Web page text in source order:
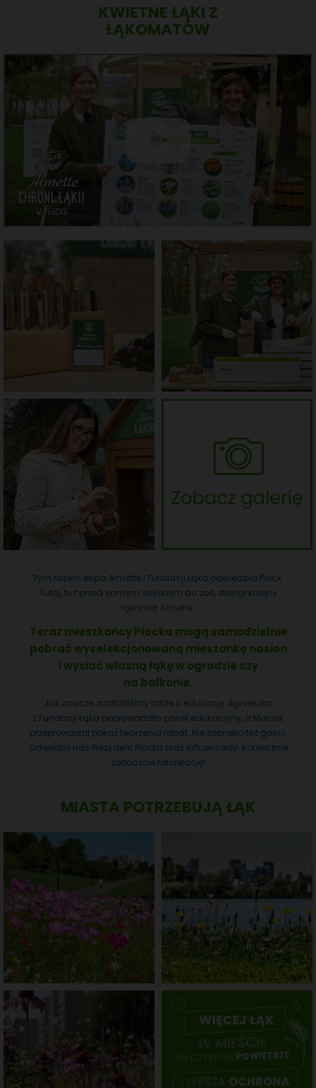
KWIETNE ŁĄKI Z
ŁĄKOMATÓW
Tym razem ekipa Almette i Fundacji Łąka odwiedziła Płock.
Tutaj, tuż przed samym wejściem do zoo, stanął kolejny
łąkomat Almette.
Teraz mieszkańcy Płocka mogą samodzielnie
pobrać wyselekcjonowaną mieszankę nasion
i wysiać własną łąkę w ogrodzie czy
na balkonie.
Jak zawsze, zadbaliśmy także o edukację. Agnieszka
z Fundacji Łąka poprowadziła panel edukacyjny, a Maciek
przeprowadził pokaz tworzenia rabat. Nie zabrakło też gości.
Odwiedził nas Prezydent Płocka oraz influencerzy. Koniecznie
zobaczcie fotorelację!
MIASTA POTRZEBUJĄ ŁĄK